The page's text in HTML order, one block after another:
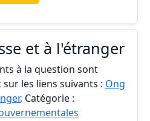
et à l'étranger
à la question sont
les liens suivants : Ong
, Catégorie :